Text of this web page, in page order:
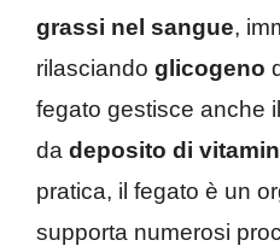
grassi nel sangue,
rilasciando glicogeno
fegato gestisce anche il
da deposito di
pratica, il fegato è un
supporta numerosi